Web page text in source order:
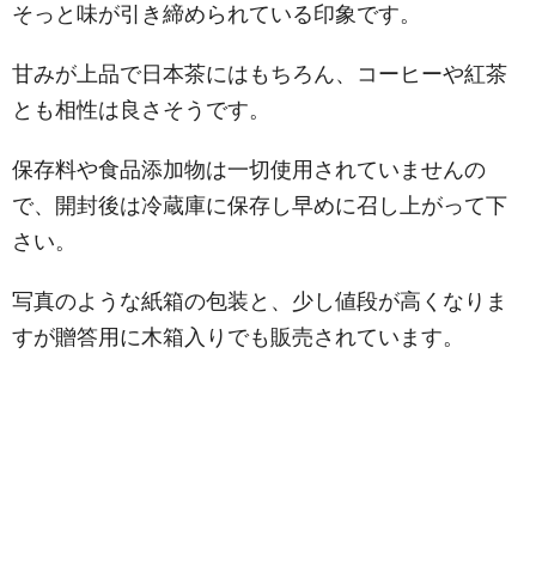
そっと味が引き締められている印象です。
甘みが上品で日本茶にはもちろん、コーヒーや紅茶
とも相性は良さそうです。
保存料や食品添加物は一切使用されていませんの
で、開封後は冷蔵庫に保存し早めに召し上がって下
さい。
写真のような紙箱の包装と、少し値段が高くなりま
すが贈答用に木箱入りでも販売されています。